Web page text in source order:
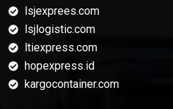
lsjexprees.com
lsjlogistic.com
ltiexpress.com
hopexpress.id
kargocontainer.com